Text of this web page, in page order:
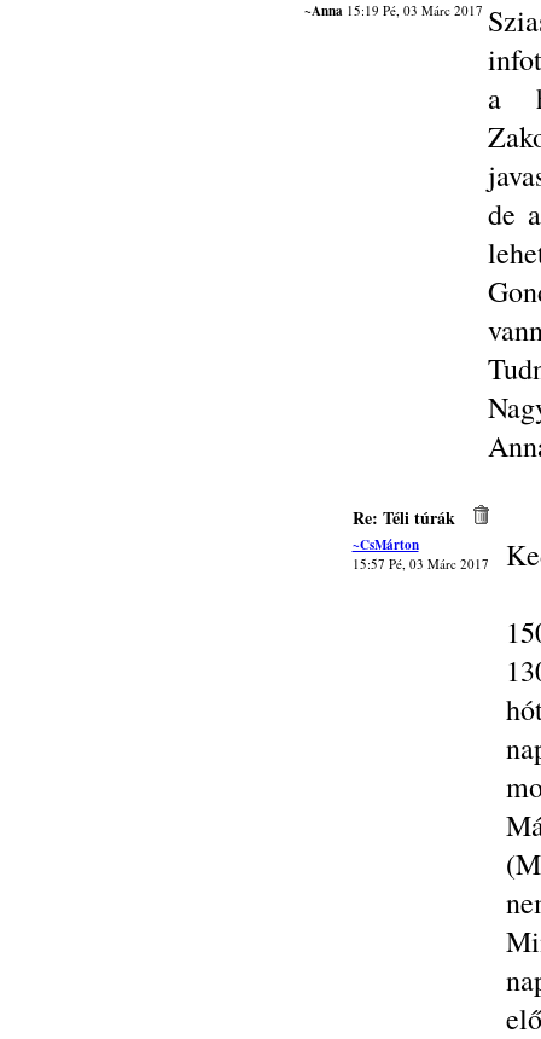
~Anna15:19 Pé, 03 Márc 2017
a
de
Re: Téli túrák
~CsMárton
15:57 Pé, 03 Márc 2017